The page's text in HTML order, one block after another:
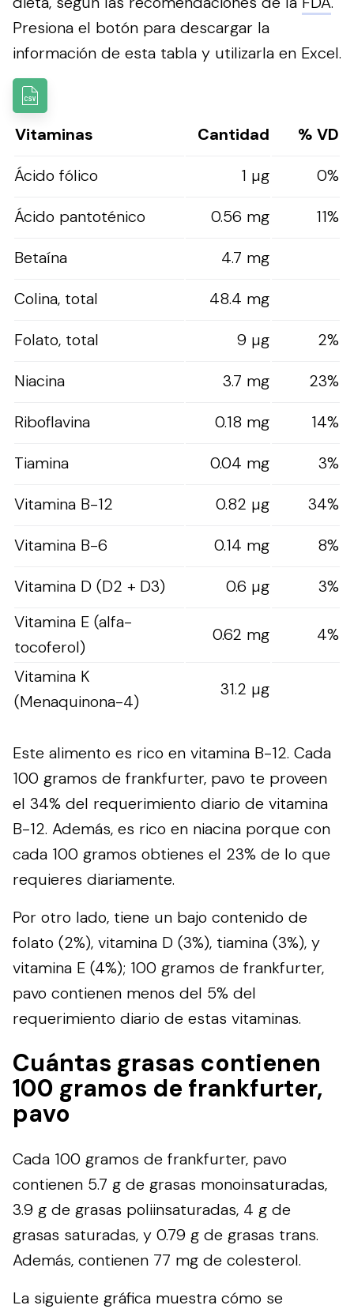
Presiona el botón para descargar la
información de esta tabla y utilizarla en Excel.
Vitaminas Cantidad
% VD
Ácido fólico
1 µg
0%
Ácido pantoténico
0.56 mg
11%
Betaína
4.7 mg
Colina, total
48.4 mg
Folato, total
9 µg
2%
Niacina
3.7 mg
23%
Riboflavina
0.18 mg
14%
Tiamina
0.04 mg
3%
Vitamina B-12
0.82 µg
34%
Vitamina B-6
0.14 mg
8%
Vitamina D (D2 + D3)
0.6 µg
3%
Vitamina E (alfa-
tocoferol)
0.62 mg 4%
Vitamina K
(Menaquinona-4)
31.2 µg
Este alimento es rico en vitamina B-12. Cada
100 gramos de frankfurter, pavo te proveen
el 34% del requerimiento diario de vitamina
B-12. Además, es rico en niacina porque con
cada 100 gramos obtienes el 23% de lo que
requieres diariamente.
Por otro lado, tiene un bajo contenido de
folato (2%), vitamina D (3%), tiamina (3%), y
vitamina E (4%); 100 gramos de frankfurter,
pavo contienen menos del 5% del
requerimiento diario de estas vitaminas.
Cuántas grasas contienen
100 gramos de frankfurter,
pavo
Cada 100 gramos de frankfurter, pavo
contienen 5.7 g de grasas monoinsaturadas,
3.9 g de grasas poliinsaturadas, 4 g de
grasas saturadas, y 0.79 g de grasas trans.
Además, contienen 77 mg de colesterol.
La siguiente gráfica muestra cómo se